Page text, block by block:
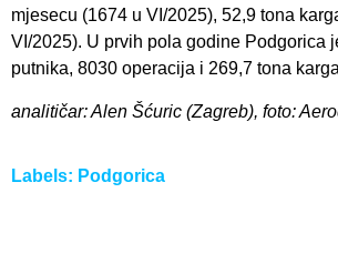
mjesecu (1674 u VI/2025), 52,9 tona
VI/2025). U prvih pola godine Podgorica
putnika, 8030 operacija i 269,7 tona
analitičar: Alen Šćuric (Zagreb), foto:
Labels: Podgorica